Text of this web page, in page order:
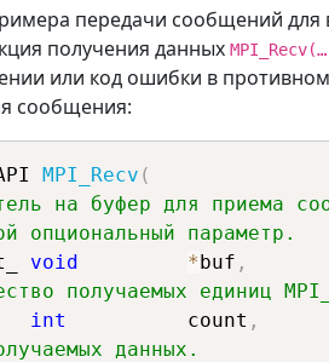
синхронная с получением
MPI_Ssend . .
требует создание буфера
MPI_Bsend
MPI_Rsend (
передачи сообщений для
получения данных
или код ошибки в
сообщения:
MPI_Recv (
на буфер для приема
опциональный параметр.
void *buf ,
получаемых единиц
int
          count
,
данных.